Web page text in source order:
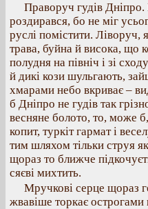
Праворуч гудів Дніпро.
роздирався, бо не міг
руслі помістити.
трава, буйна й висока, що
полудня на північ і зі
й дикі кози шульгають,
хмарами небо вкриває –
б Дніпро не гудів так
весняне болото, то, може
копит, туркіт гармат і
тим шляхом тільки струя
щораз то ближче
сяєві михтить.
Мручкові серце щораз
жвавіше торкає